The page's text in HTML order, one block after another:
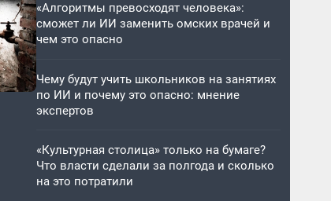
«Алгоритмы превосходят человека»:
сможет ли ИИ заменить омских врачей и
чем это опасно
Чему будут учить школьников на занятиях
по ИИ и почему это опасно: мнение
экспертов
«Культурная столица» только на бумаге?
Что власти сделали за полгода и сколько
на это потратили